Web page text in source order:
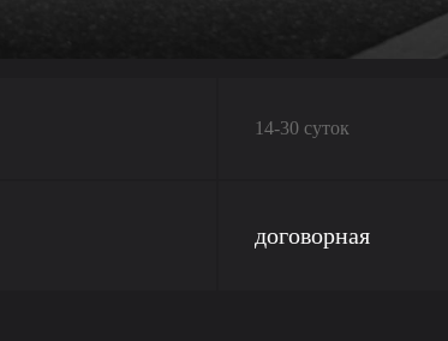
14-30 суток
договорная